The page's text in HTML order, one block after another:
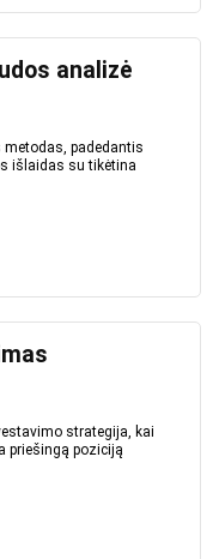
analizė
padedantis
išlaidas su tikėtina
strategija, kai
priešingą poziciją